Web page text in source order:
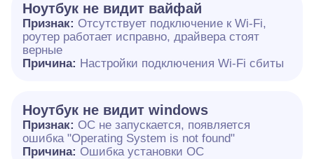
Ноутбук не видит вайфай
Признак: Отсутствует подключение к Wi-Fi,
роутер работает исправно, драйвера стоят
верные
Причина: Настройки подключения Wi-Fi сбиты
Ноутбук не видит windows
Признак: ОС не запускается, появляется
ошибка "Operating System is not found"
Причина: Ошибка установки ОС